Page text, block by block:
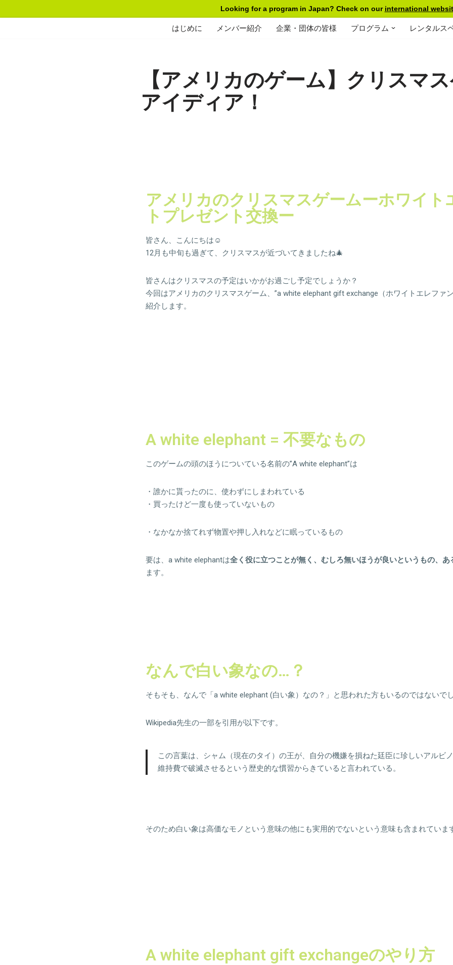
Looking for a program in Japan? Check on our international
はじめに メンバー紹介 企業・団体の皆様 プログラム レンタルス
【アメリカのゲーム】クリスマ
アイディア！
アメリカのクリスマスゲームーホワイト
トプレゼント交換ー
皆さん、こんにちは☺
12月も中旬も過ぎて、クリスマスが近づいてきましたね🎄
皆さんはクリスマスの予定はいかがお過ごし予定でしょうか？
今回はアメリカのクリスマスゲーム、”a white elephant gift exchange（ホワイトエレファ
紹介します。
A white elephant = 不要なもの
このゲームの頭のほうについている名前の”A white elephant”は
・誰かに貰ったのに、使わずにしまわれている
・買ったけど一度も使っていないもの
・なかなか捨てれず物置や押し入れなどに眠っているもの
要は、a white elephantは全く役に立つことが無く、むしろ無いほうが良いというもの、あ
ます。
なんで白い象なの…？
そもそも、なんで「a white elephant (白い象）なの？」と思われた方もいるのではないで
Wikipedia先生の一部を引用が以下です。
この言葉は、シャム（現在のタイ）の王が、自分の機嫌を損ねた廷臣に珍しいアルビ
維持費で破滅させるという歴史的な慣習からきていると言われている。
そのため白い象は高価なモノという意味の他にも実用的でないという意味も含まれていま
A white elephant gift exchangeのやり方